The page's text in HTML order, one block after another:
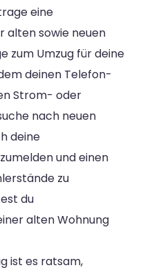
eine
alten sowie neuen
zum Umzug für deine
deinen Telefon-
Strom- oder
nach neuen
deine
und einen
zu
du
alten Wohnung
ist es ratsam,